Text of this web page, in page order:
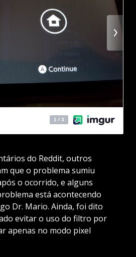
do Reddit, outros
que o problema sumiu
o ocorrido, e alguns
está acontecendo
Dr. Mario. Ainda, foi dito
evitar o uso do filtro por
apenas no modo pixel